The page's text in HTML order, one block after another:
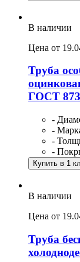
В наличии
Цена от
Труба
ГОСТ
-
-
-
-
Купить в 1
В наличии
Цена от
Труба